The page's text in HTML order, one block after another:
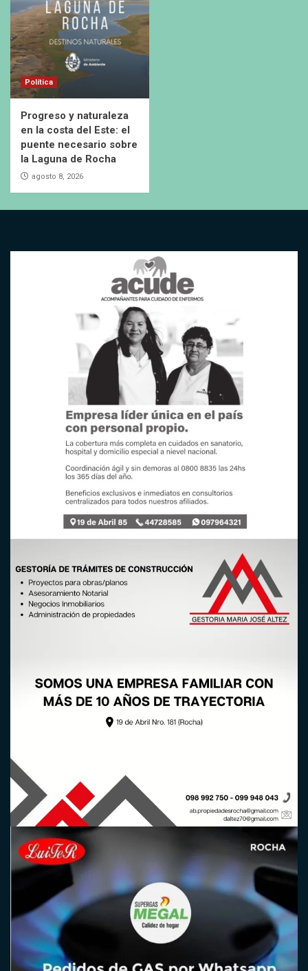
Política
Progreso y naturaleza
en la costa del Este: el
puente necesario sobre
la Laguna de Rocha
agosto 8, 2026